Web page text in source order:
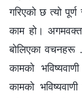
गरिएको छ त्यो
काम हो।
बोलिएका वचनहरू
कामको
कामको